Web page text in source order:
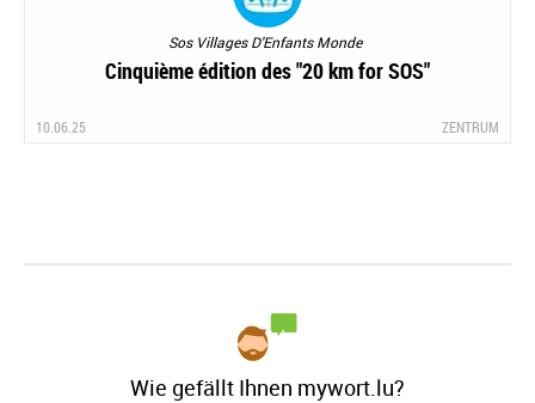
Sos Villages D'Enfants Monde
Cinquième édition des "20 km for SOS"
10.06.25 ZENTRUM
Wie gefällt Ihnen mywort.lu?